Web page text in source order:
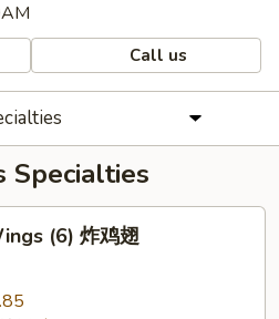
Call us
Specialties
(6) 炸鸡翅